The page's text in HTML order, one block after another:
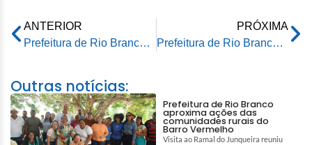
ANTERIOR
Prefeitura de Rio Branco lança portal de videomonitoramento De Olho no Trânsito
PRÓXIMA
Prefeitura de Rio Branco vê melhoria nos resultados do trabalho contra a dengue
Outras notícias:
Prefeitura de Rio Branco
aproxima ações das
comunidades rurais do
Barro Vermelho
Visita ao Ramal do Junqueira reuniu